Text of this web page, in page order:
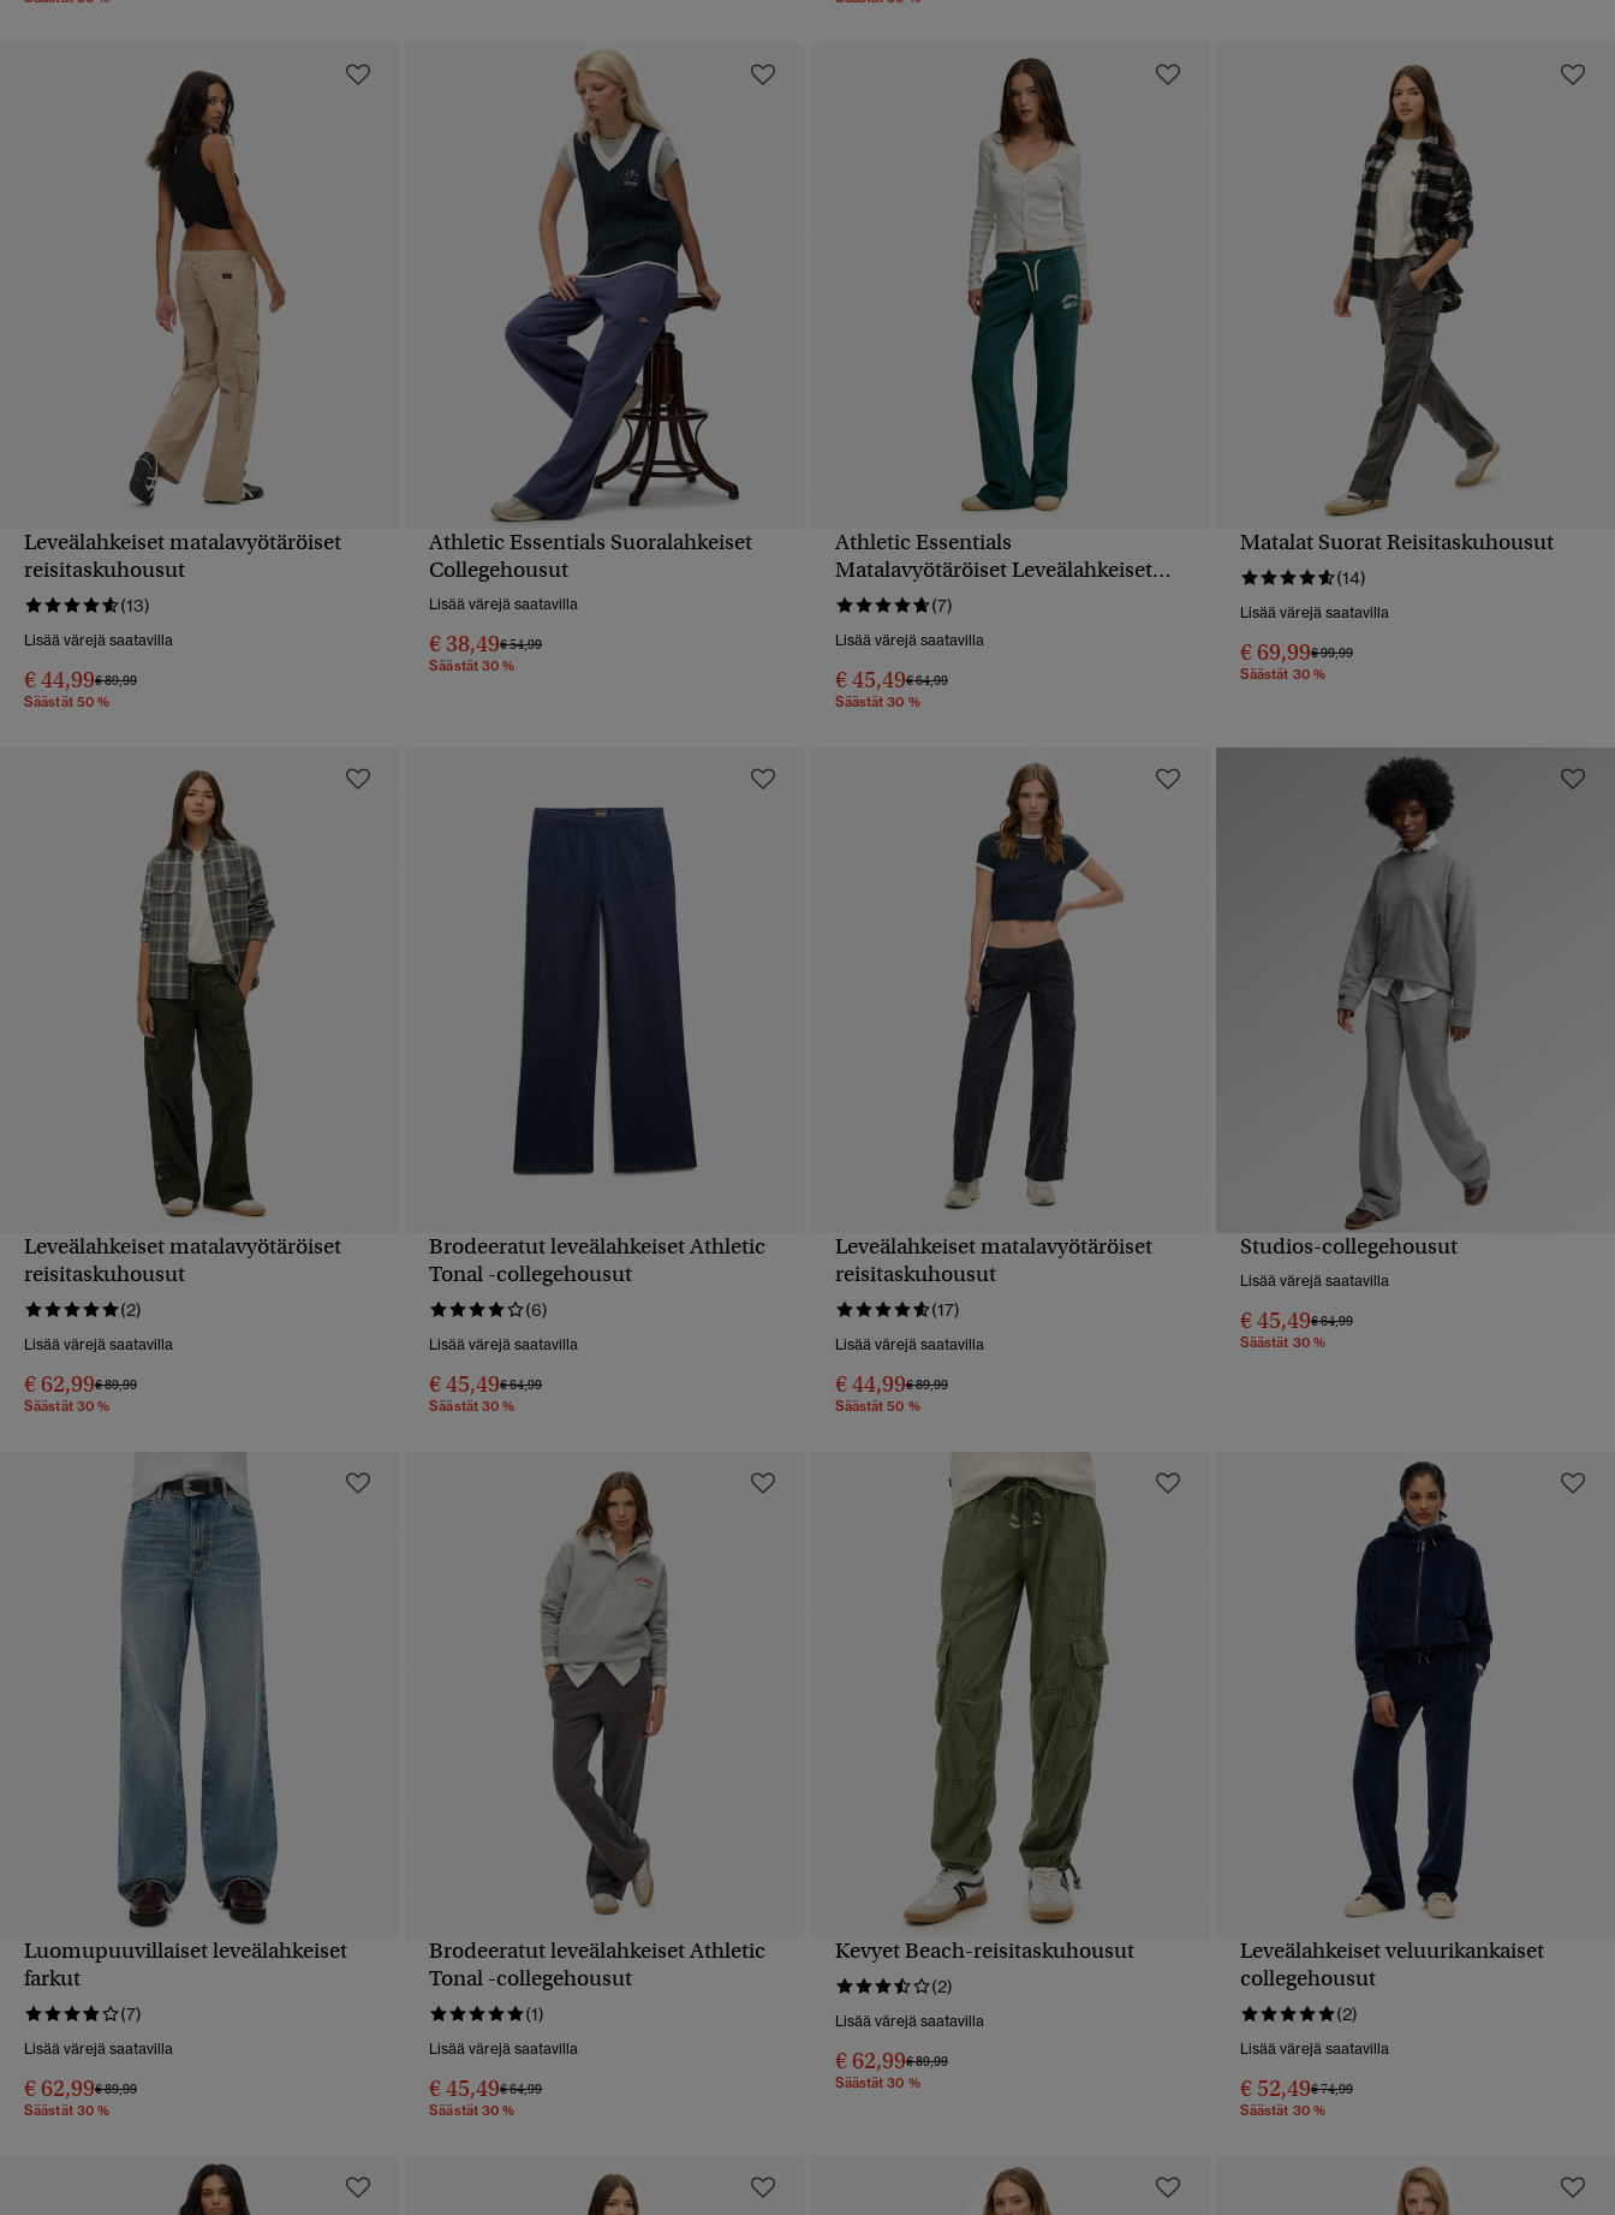
PIKAKATSELU
Leveälahkeiset matalavyötäröiset
reisitaskuhousut
(13)
Lisää värejä saatavilla
€ 44,99Hinta alennettu hinnasta
€ 89,99hintaan
Säästät 50 %
Athletic Essentials Suoralahkeiset
Collegehousut
Lisää värejä saatavilla
€ 38,49Hinta alennettu hinnasta
€ 54,99hintaan
Säästät 30 %
PIKAKATSELU
Athletic Essentials
Matalavyötäröiset Leveälahkeiset
Collegehousut
(7)
Lisää värejä saatavilla
€ 45,49Hinta alennettu hinnasta
€ 64,99hintaan
Säästät 30 %
Matalat Suorat Reisitaskuhousut
(14)
Lisää värejä saatavilla
€ 69,99Hinta alennettu hinnasta
€ 99,99hintaan
Säästät 30 %
PIKAKATSELU
Leveälahkeiset matalavyötäröiset
reisitaskuhousut
(2)
Lisää värejä saatavilla
€ 62,99Hinta alennettu hinnasta
€ 89,99hintaan
Säästät 30 %
PIKAKATSELU
Brodeeratut leveälahkeiset Athletic
Tonal -collegehousut
(6)
Lisää värejä saatavilla
€ 45,49Hinta alennettu hinnasta
€ 64,99hintaan
Säästät 30 %
PIKAKATSELU
Leveälahkeiset matalavyötäröiset
reisitaskuhousut
(17)
Lisää värejä saatavilla
€ 44,99Hinta alennettu hinnasta
€ 89,99hintaan
Säästät 50 %
PIKAKATSELU
Studios-collegehousut
Lisää värejä saatavilla
€ 45,49Hinta alennettu hinnasta
€ 64,99hintaan
Säästät 30 %
Luomupuuvillaiset leveälahkeiset
farkut
(7)
Lisää värejä saatavilla
€ 62,99Hinta alennettu hinnasta
€ 89,99hintaan
Säästät 30 %
PIKAKATSELU
Brodeeratut leveälahkeiset Athletic
Tonal -collegehousut
(1)
Lisää värejä saatavilla
€ 45,49Hinta alennettu hinnasta
€ 64,99hintaan
Säästät 30 %
Kevyet Beach-reisitaskuhousut
(2)
Lisää värejä saatavilla
€ 62,99Hinta alennettu hinnasta
€ 89,99hintaan
Säästät 30 %
Leveälahkeiset veluurikankaiset
collegehousut
(2)
Lisää värejä saatavilla
€ 52,49Hinta alennettu hinnasta
€ 74,99hintaan
Säästät 30 %